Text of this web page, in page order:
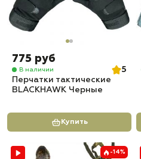
775 руб
В наличии
5
Перчатки тактические
BLACKHAWK Черные
Купить
-14%